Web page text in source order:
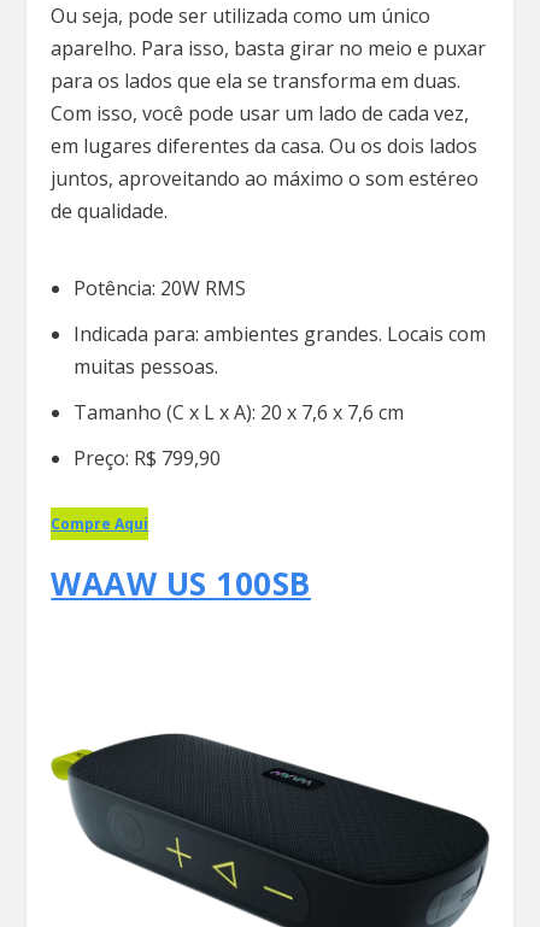
Ou seja, pode ser utilizada como um único
aparelho. Para isso, basta girar no meio e puxar
para os lados que ela se transforma em duas.
Com isso, você pode usar um lado de cada vez,
em lugares diferentes da casa. Ou os dois lados
juntos, aproveitando ao máximo o som estéreo
de qualidade.
Potência: 20W RMS
Indicada para: ambientes grandes. Locais com
muitas pessoas.
Tamanho (C x L x A): 20 x 7,6 x 7,6 cm
Preço: R$ 799,90
Compre Aqui
WAAW US 100SB